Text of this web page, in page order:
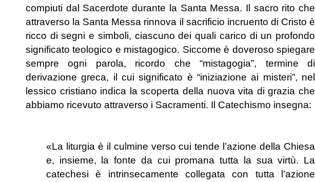
compiuti dal Sacerdote durante la Santa Messa. Il sacro rito che
attraverso la Santa Messa rinnova il sacrificio incruento di Cristo è
ricco di segni e simboli, ciascuno dei quali carico di un profondo
significato teologico e mistagogico. Siccome è doveroso spiegare
sempre ogni parola, ricordo che “mistagogia”, termine di
derivazione greca, il cui significato è “iniziazione ai misteri”, nel
lessico cristiano indica la scoperta della nuova vita di grazia che
abbiamo ricevuto attraverso i Sacramenti. Il Catechismo insegna:
«La liturgia è il culmine verso cui tende l’azione della Chiesa
e, insieme, la fonte da cui promana tutta la sua virtù. La
catechesi è intrinsecamente collegata con tutta l’azione